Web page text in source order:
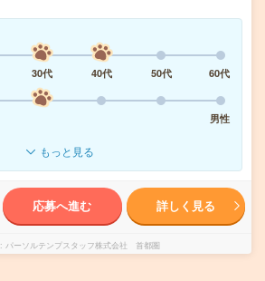
30代 40代 50代
60代
男性
もっと見る
応募へ進む 詳しく見る
パーソルテンプスタッフ株式会社 首都圏